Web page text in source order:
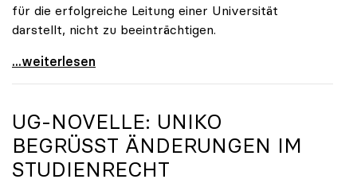
für die erfolgreiche Leitung einer Universität
darstellt, nicht zu beeinträchtigen.
UG-Novelle: Gegen Änderungen bei Bestellung von
...weiterlesen
UG-NOVELLE: UNIKO
BEGRÜSST ÄNDERUNGEN IM S
TUDIENRECHT